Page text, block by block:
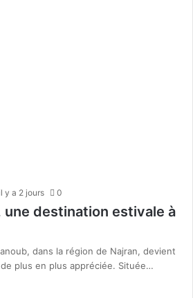
y a 2 jours 0
une destination estivale à
dans la région de Najran, devient
plus en plus appréciée. Située…